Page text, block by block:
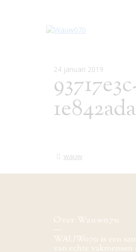
24 januari 2019
wauw
Over Wauw070
WAUW070 is een
van echte vakmensen